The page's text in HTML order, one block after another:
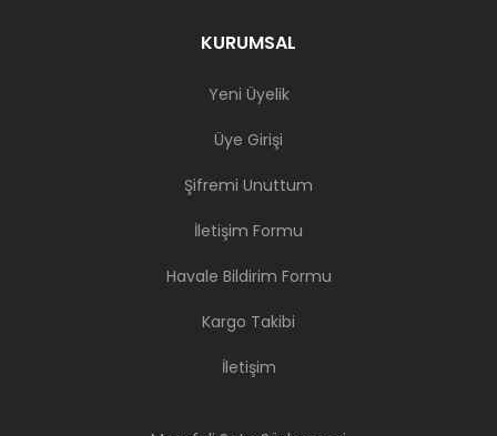
KURUMSAL
Yeni Üyelik
Üye Girişi
Şifremi Unuttum
İletişim Formu
Havale Bildirim Formu
Kargo Takibi
İletişim